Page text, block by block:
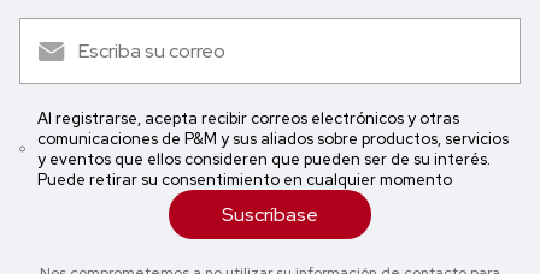
Al registrarse, acepta recibir correos electrónicos y otras
comunicaciones de P&M y sus aliados sobre productos, servicios
y eventos que ellos consideren que pueden ser de su interés.
Puede retirar su consentimiento en cualquier momento
Suscríbase